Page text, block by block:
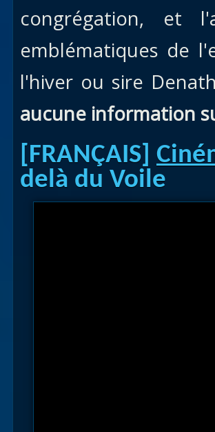
congrégation, et
emblématiques de
l'hiver ou sire
aucune information
[FRANÇAIS]
delà du Voile